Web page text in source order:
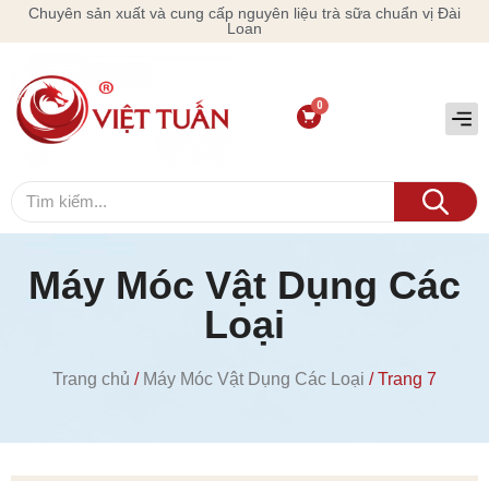
Chuyên sản xuất và cung cấp nguyên liệu trà sữa chuẩn vị Đài
Loan
Máy Móc Vật Dụng Các
Loại
Trang chủ / Máy Móc Vật Dụng Các Loại / Trang 7